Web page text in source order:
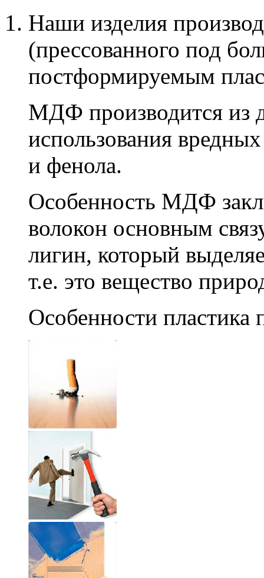
Наши изделия
(прессованного под
постформируемым
МДФ производится из
использования
и фенола.
Особенность МДФ
волокон основным
лигин, который
т.е. это вещество
Особенности